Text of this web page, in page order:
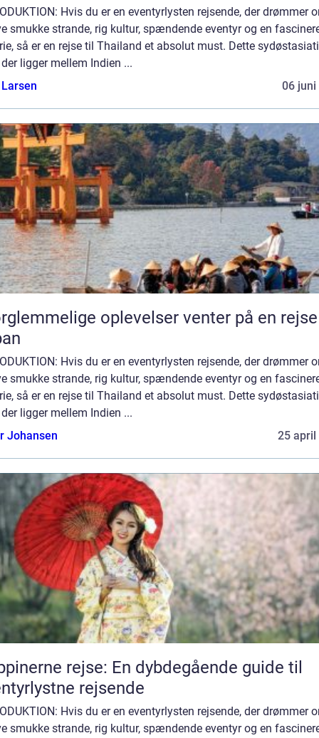
Hvis du er en eventyrlysten rejsende, der drømmer
smukke strande, rig kultur, spændende eventyr og en
så er en rejse til Thailand et absolut must. Dette
ligger mellem Indien ...
06 juni
oplevelser venter på en
Hvis du er en eventyrlysten rejsende, der drømmer
smukke strande, rig kultur, spændende eventyr og en
så er en rejse til Thailand et absolut must. Dette
ligger mellem Indien ...
Johansen
25 april
rejse: En dybdegående guide til
rejsende
Hvis du er en eventyrlysten rejsende, der drømmer
smukke strande, rig kultur, spændende eventyr og en